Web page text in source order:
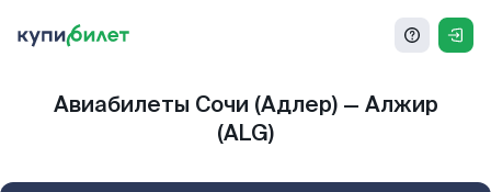
Авиабилеты Сочи (Адлер) — Алжир
(ALG)